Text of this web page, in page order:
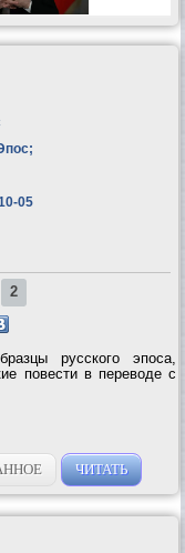
;
05
2
русского эпоса,
повести в переводе с
ЧИТАТЬ